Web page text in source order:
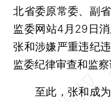
北省委原常委、副
监委网站4月29日
张和涉嫌严重违纪
监委纪律审查和监察
至此，张和成为